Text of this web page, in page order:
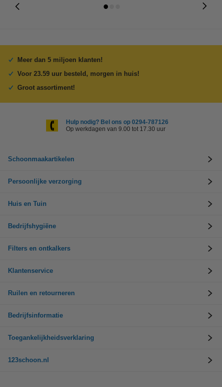
Meer dan 5 miljoen klanten!
Voor 23.59 uur besteld, morgen in huis!
Groot assortiment!
Hulp nodig? Bel ons op 0294-787126
Op werkdagen van 9.00 tot 17.30 uur
Schoonmaakartikelen
Persoonlijke verzorging
Huis en Tuin
Bedrijfshygiëne
Filters en ontkalkers
Klantenservice
Ruilen en retourneren
Bedrijfsinformatie
Toegankelijkheidsverklaring
123schoon.nl